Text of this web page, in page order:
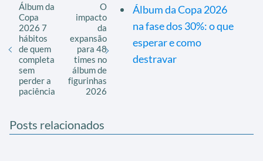
Álbum da Copa 2026
na fase dos 30%: o que
esperar e como
destravar
Álbum da
Copa
2026 7
hábitos
de quem
completa
sem
perder a
paciência
O
impacto
da
expansão
para 48
times no
álbum de
figurinhas
2026
Posts relacionados